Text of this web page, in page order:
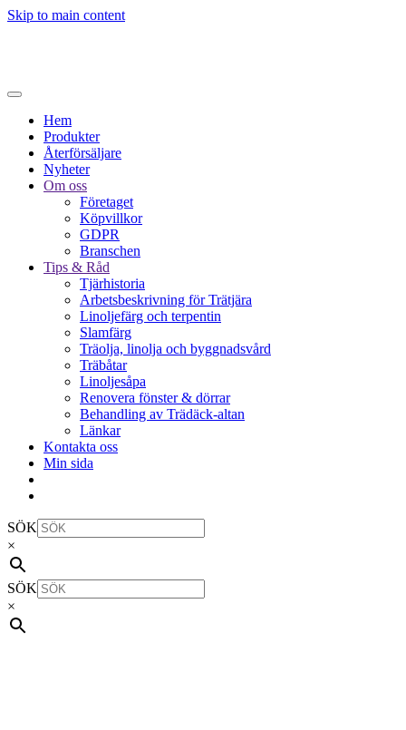
Skip to main content
Hem
Produkter
Återförsäljare
Nyheter
Om oss
Företaget
Köpvillkor
GDPR
Branschen
Tips & Råd
Tjärhistoria
Arbetsbeskrivning för Trätjära
Linoljefärg och terpentin
Slamfärg
Träolja, linolja och byggnadsvård
Träbåtar
Linoljesåpa
Renovera fönster & dörrar
Behandling av Trädäck-altan
Länkar
Kontakta oss
Min sida
SÖK
×
SÖK
×